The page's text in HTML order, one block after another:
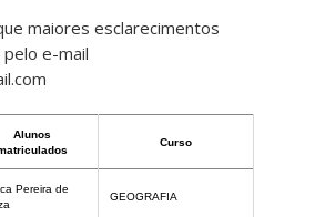
maiores esclarecimentos
e-mail
Alunos
Curso
Pereira de
GEOGRAFIA